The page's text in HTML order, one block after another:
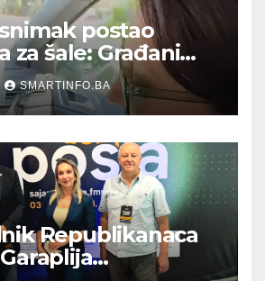
postao
za šale: Građani
poslali poruku
SMARTINFO.BA
Republikanaca